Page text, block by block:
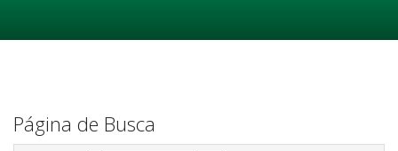
Página de Busca